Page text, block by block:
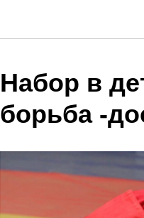
Набор в
борьба -